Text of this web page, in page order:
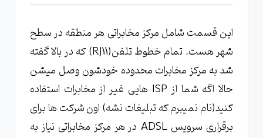
این قسمت شامل مرکز مخابراتی هر منطقه در سطح
شهر هست. تمام خطوط تلفن(RJ11) که در بالا گفته
شد به مرکز مخابرات محدوده خودشون وصل میشن
حالا اگه شما از ISP هایی غیر از مخابرات استفاده
کنید(نام نمیبرم که تبلیغات نشه) اون شرکت ها برای
برقراری سرویس ADSL در هر مرکز مخابراتی نیاز به